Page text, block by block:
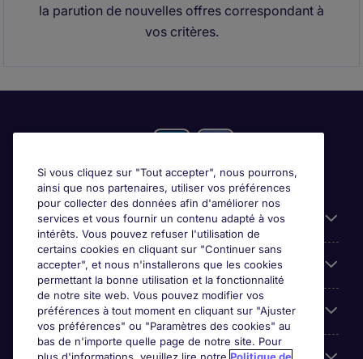
la parution de nouvelles offres correspondant à
vos critères.
Candidats
Entreprises
Contact
Si vous cliquez sur "Tout accepter", nous pourrons,
ainsi que nos partenaires, utiliser vos préférences
pour collecter des données afin d'améliorer nos
services et vous fournir un contenu adapté à vos
intérêts. Vous pouvez refuser l'utilisation de
certains cookies en cliquant sur "Continuer sans
accepter", et nous n'installerons que les cookies
permettant la bonne utilisation et la fonctionnalité
de notre site web. Vous pouvez modifier vos
préférences à tout moment en cliquant sur "Ajuster
vos préférences" ou "Paramètres des cookies" au
bas de n'importe quelle page de notre site. Pour